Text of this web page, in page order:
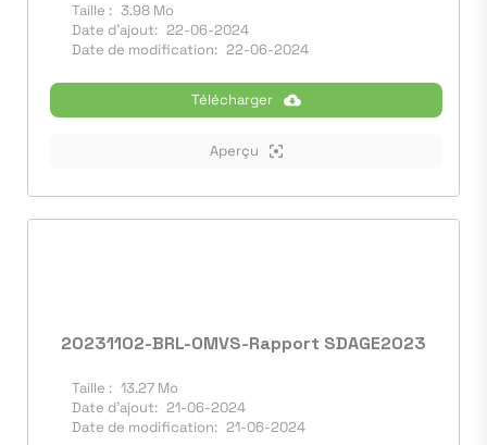
Taille : 3.98 Mo
Date d'ajout: 22-06-2024
Date de modification: 22-06-2024
Télécharger
Aperçu
20231102-BRL-OMVS-Rapport SDAGE2023
Taille : 13.27 Mo
Date d'ajout: 21-06-2024
Date de modification: 21-06-2024